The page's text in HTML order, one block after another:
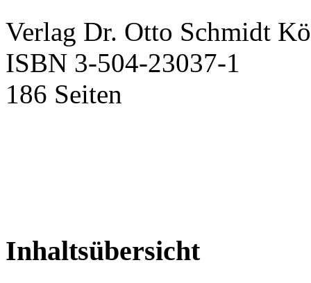
Verlag Dr. Otto Schmidt
ISBN 3-504-23037-1
186 Seiten
Inhaltsübersicht